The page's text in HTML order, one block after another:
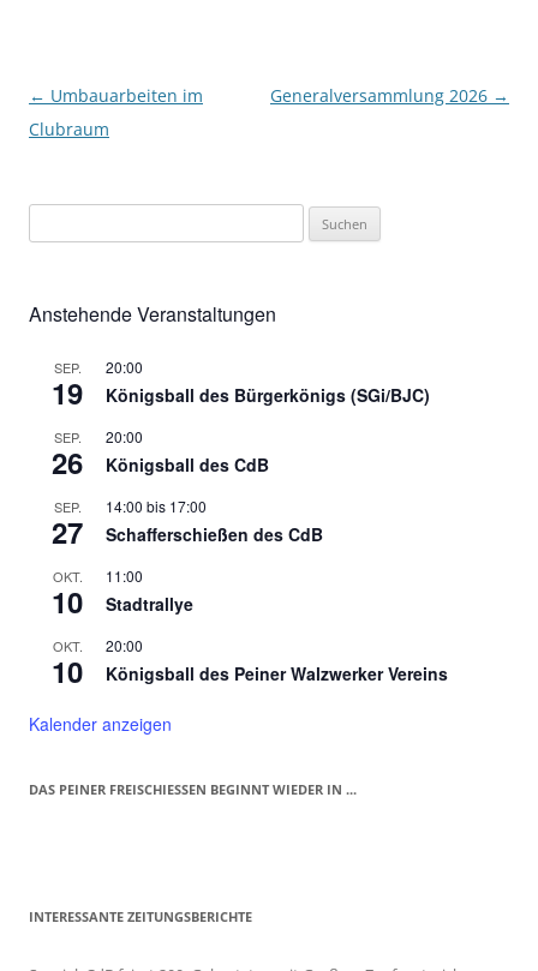
Beitragsnavigation
← Umbauarbeiten im
Clubraum
Generalversammlung 2026 →
nach:
Anstehende Veranstaltungen
SEP.
19
20:00
Königsball des Bürgerkönigs (SGi/BJC)
SEP.
26
20:00
Königsball des CdB
SEP.
27
14:00 bis 17:00
Schafferschießen des CdB
OKT.
10
11:00
Stadtrallye
OKT.
10
20:00
Königsball des Peiner Walzwerker Vereins
Kalender anzeigen
DAS PEINER FREISCHIESSEN BEGINNT WIEDER IN ...
INTERESSANTE ZEITUNGSBERICHTE